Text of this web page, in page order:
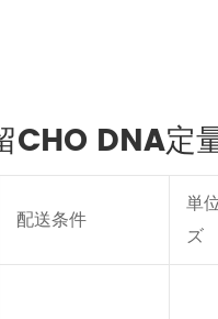
CHO DNA定
配送条件
単
ズ